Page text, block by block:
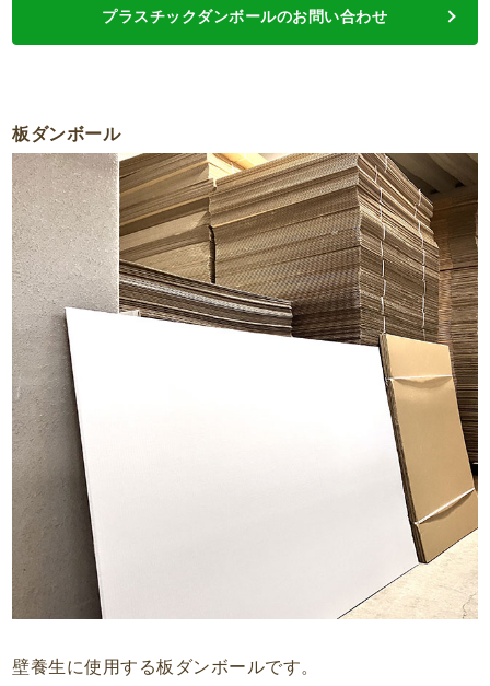
プラスチックダンボールのお問い合わせ
板ダンボール
壁養生に使用する板ダンボールです。